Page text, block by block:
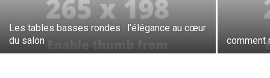
Les tables basses rondes : l’élégance au cœur
du salon
comment